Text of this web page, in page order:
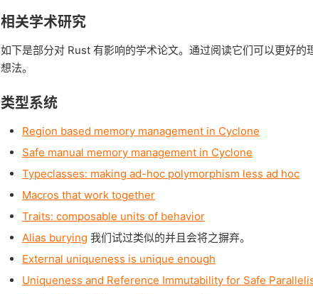
相关学术研究
如下是部分对 Rust 有影响的学术论文。通过阅读它们可以更好的
想法。
类型系统
Region based memory management in Cyclone
Safe manual memory management in Cyclone
Typeclasses: making ad-hoc polymorphism less ad hoc
Macros that work together
Traits: composable units of behavior
Alias burying 我们试过类似的并且会将之摒弃。
External uniqueness is unique enough
Uniqueness and Reference Immutability for Safe